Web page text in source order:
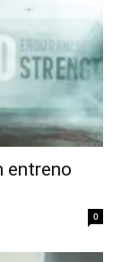
entreno
0